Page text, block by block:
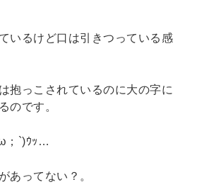
いるけど口は引きつっている感
抱っこされているのに大の字に
のです。
；`)ｳｯ…
あってない？。